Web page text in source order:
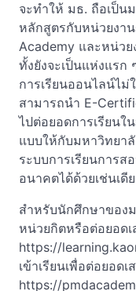
จะทำให้ มธ. ถือเป็น
หลักสูตรกับหน่วยงา
Academy และหน่ว
ทั้งยังจะเป็นแห่งแรก
การเรียนออนไลน์ไม่
สามารถนำ E-
ไปต่อยอดการเรียนใ
แบบให้กับมหาวิทยา
ระบบการเรียนการส
อนาคตได้ด้วยเช่นเดี
สำหรับนักศึกษาของม
หน่วยกิตหรือต่อยอด
https://
เข้าเรียนเพื่อต่อยอด
https://